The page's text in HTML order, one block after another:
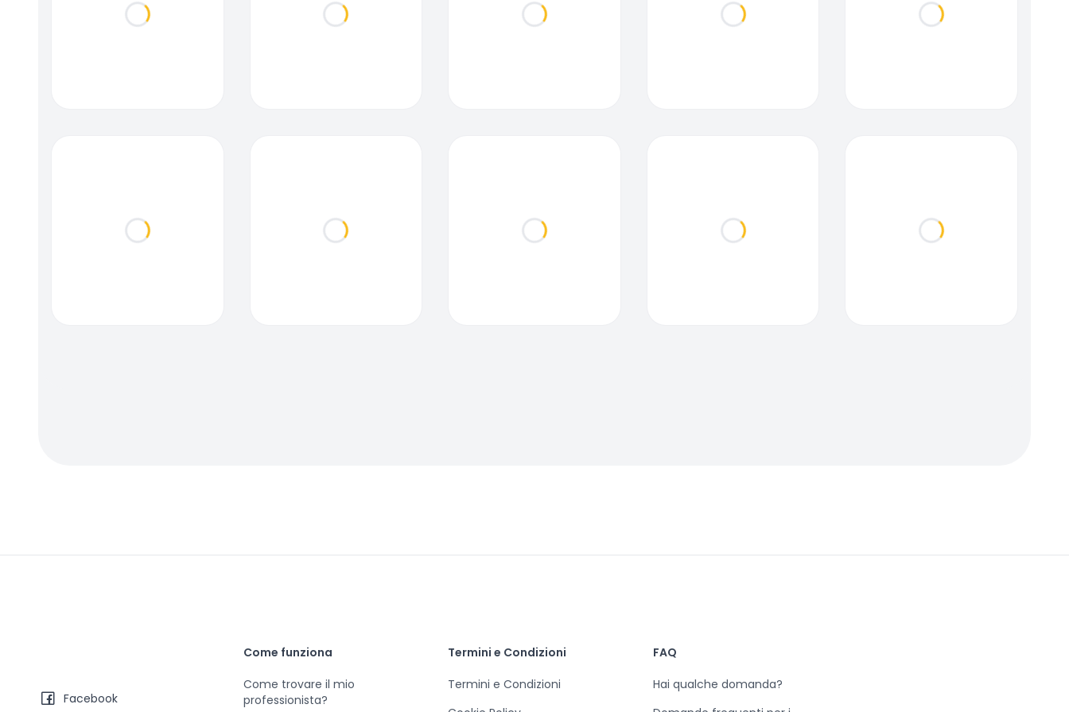
Loading... Loading... Loading... Loading... Loading...
Loading... Loading... Loading... Loading... Loading...
Facebook
Come funziona
Come trovare il mio
professionista?
Termini e Condizioni
Termini e Condizioni
FAQ
Hai qualche domanda?